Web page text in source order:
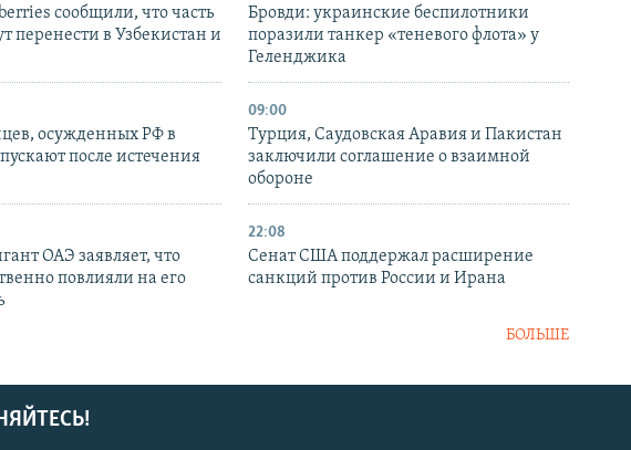
сообщили, что часть
перенести в Узбекистан и
Бровди: украинские беспилотники
поразили танкер «теневого флота» у
Геленджика
осужденных РФ в
после истечения
09:00
Турция, Саудовская Аравия и Пакистан
заключили соглашение о взаимной
обороне
ОАЭ заявляет, что
повлияли на его
22:08
Сенат США поддержал расширение
санкций против России и Ирана
БОЛЬШЕ